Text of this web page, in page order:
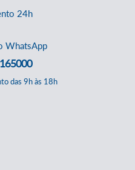
24h
WhatsApp
das 9h às 18h